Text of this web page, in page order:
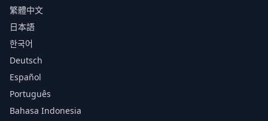
繁體中文
日本語
한국어
Deutsch
Español
Português
Bahasa Indonesia